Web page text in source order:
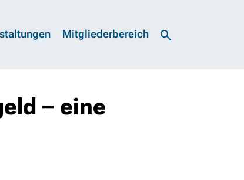
Mitgliederbereich
– eine